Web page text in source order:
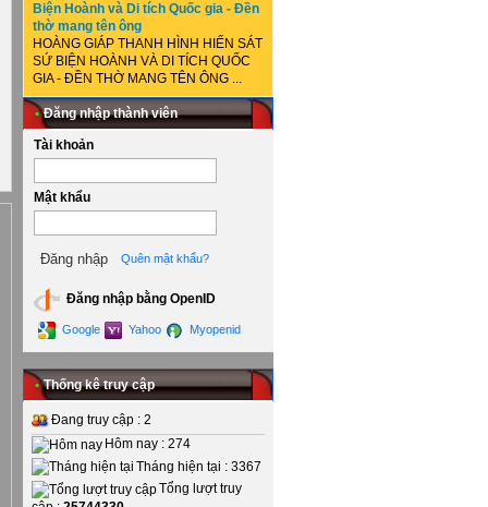
Biện Hoành và Di tích Quốc gia - Đền
thờ mang tên ông
HOÀNG GIÁP THANH HÌNH HIẾN SÁT
SỨ BIỆN HOÀNH VÀ DI TÍCH QUỐC
GIA - ĐỀN THỜ MANG TÊN ÔNG ...
• Đăng nhập thành viên
Tài khoản
Mật khẩu
Quên mật khẩu?
Đăng nhập bằng OpenID
Google Yahoo Myopenid
• Thống kê truy cập
Đang truy cập : 2
Hôm nay : 274
Tháng hiện tại : 3367
Tổng lượt truy